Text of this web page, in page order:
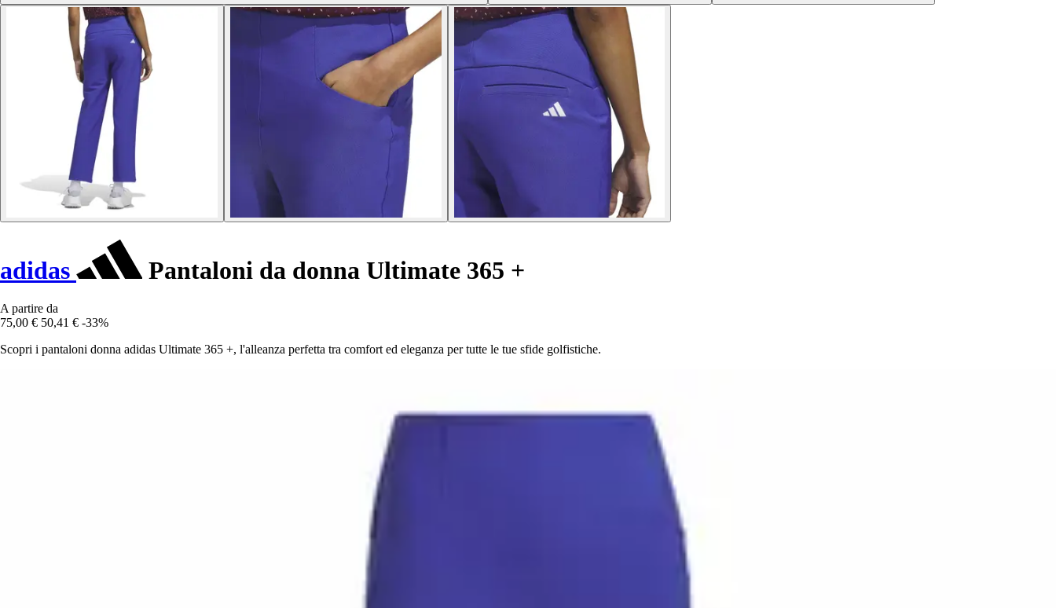
adidas Pantaloni da donna Ultimate 365 +
A partire da
75,00 € 50,41 € -33%
Scopri i pantaloni donna adidas Ultimate 365 +, l'alleanza perfetta tra comfort ed eleganza per tutte le tue sfide golfistiche.